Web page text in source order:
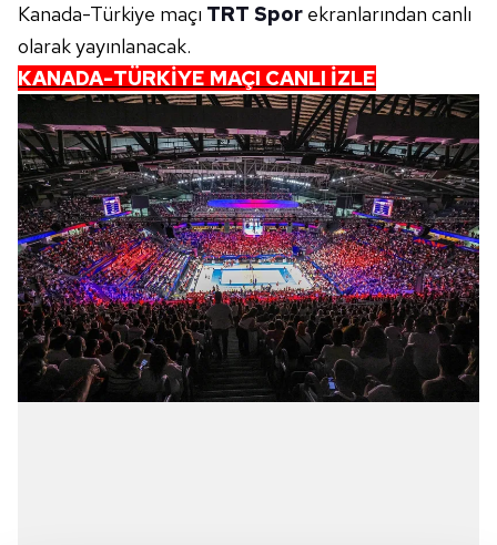
Kanada-Türkiye maçı TRT Spor ekranlarından canlı
olarak yayınlanacak.
KANADA-TÜRKİYE MAÇI CANLI İZLE